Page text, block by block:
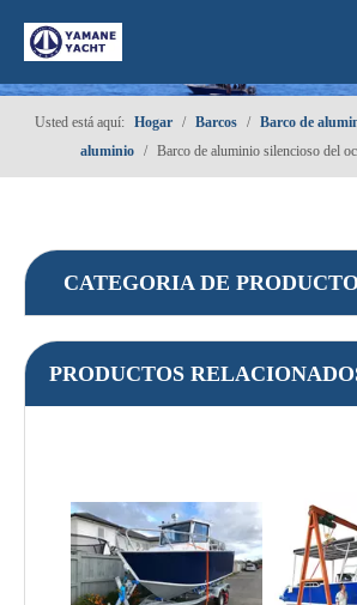
Usted está aquí: Hogar / Barcos / Barco de
aluminio
/ Barco de aluminio silencioso del
CATEGORIA DE PRODUCTO
PRODUCTOS